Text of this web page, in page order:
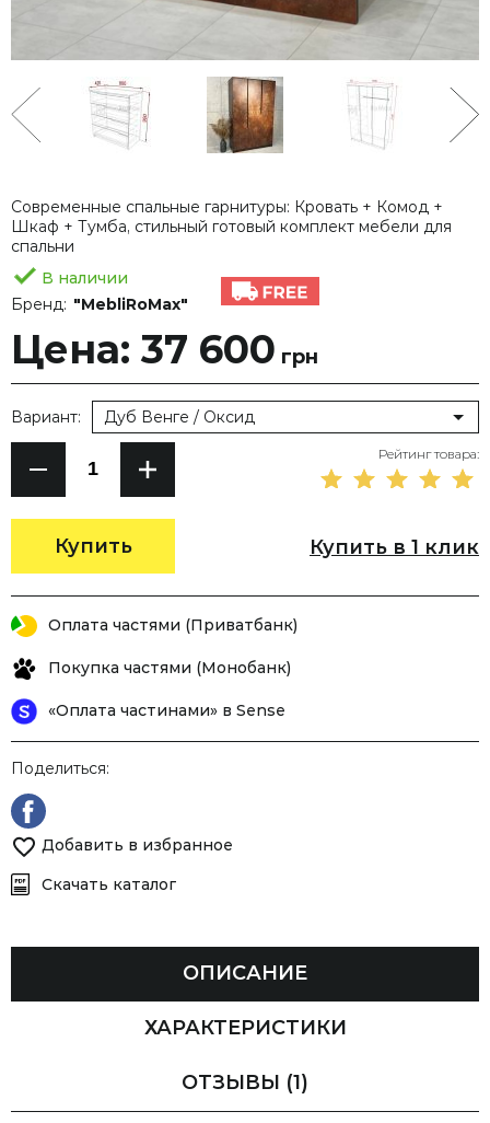
Современные спальные гарнитуры: Кровать + Комод +
Шкаф + Тумба, стильный готовый комплект мебели для
спальни
В наличии
Бренд: "MebliRoMax"
Цена: 37 600 грн
Купить
Вариант: Дуб Венге / Оксид
Рейтинг товара:
Купить в 1 клик
Оплата частями (Приватбанк)
Покупка частями (Монобанк)
«Оплата частинами» в Sense
Поделиться:
Добавить в избранное
Скачать каталог
ОПИСАНИЕ
ХАРАКТЕРИСТИКИ
ОТЗЫВЫ (1)